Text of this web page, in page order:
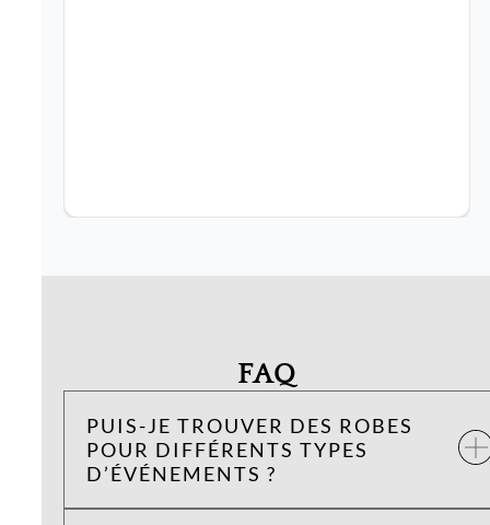
FAQ
PUIS-JE TROUVER DES ROBES
POUR DIFFÉRENTS TYPES
D’ÉVÉNEMENTS ?